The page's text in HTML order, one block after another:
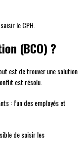
le CPH.
(BCO) ?
est de trouver une solution
est résolu.
: l’un des employés et
de saisir les